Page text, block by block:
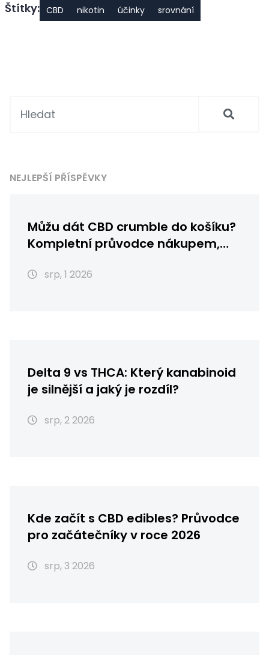
Štítky: CBD nikotin účinky srovnání
NEJLEPŠÍ PŘÍSPĚVKY
Můžu dát CBD crumble do košíku?
Kompletní průvodce nákupem,
srp, 1 2026
Delta 9 vs THCA: Který kanabinoid
je silnější a jaký je rozdíl?
srp, 2 2026
Kde začít s CBD edibles? Průvodce
pro začátečníky v roce 2026
srp, 3 2026